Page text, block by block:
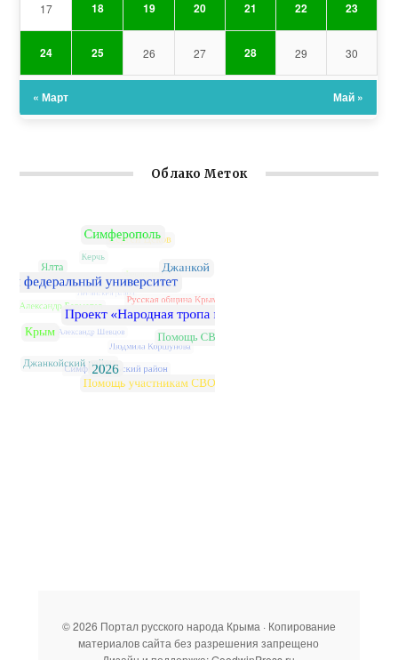
17 18 19 20 21 22 23
24 25 26 27 28 29 30
« Март Май »
Облако Меток
© 2026 Портал русского народа Крыма · Копирование
материалов сайта без разрешения запрещено